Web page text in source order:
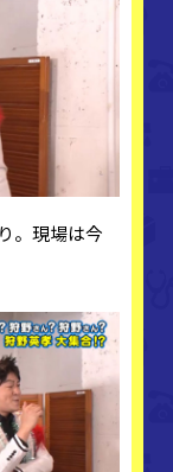
。現場は今